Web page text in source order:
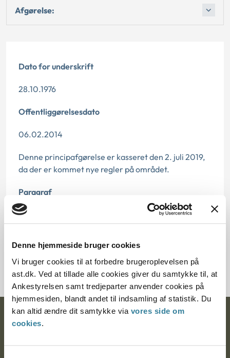
Denne hjemmeside bruger cookies
Vi bruger cookies til at forbedre brugeroplevelsen på
ast.dk. Ved at tillade alle cookies giver du samtykke til, at
Ankestyrelsen samt tredjeparter anvender cookies på
hjemmesiden, blandt andet til indsamling af statistik. Du
kan altid ændre dit samtykke via vores side om
cookies.
Afgørelse:
Dato for underskrift
28.10.1976
Offentliggørelsesdato
06.02.2014
Denne principafgørelse er kasseret den 2. juli 2019,
da der er kommet nye regler på området.
Paragraf
§ 3
2405-75
Ankestyrelsen